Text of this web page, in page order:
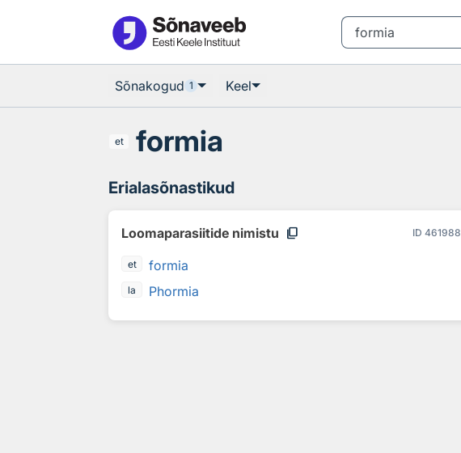
Sõnakogud 1 Keel
et formia
Erialasõnastikud
Loomaparasiitide nimistu content_copy ID 461988
et formia
la Phormia